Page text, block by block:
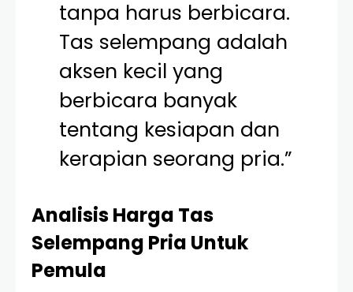
tanpa harus berbicara.
Tas selempang adalah
aksen kecil yang
berbicara banyak
tentang kesiapan dan
kerapian seorang pria.”
Analisis Harga Tas
Selempang Pria Untuk
Pemula